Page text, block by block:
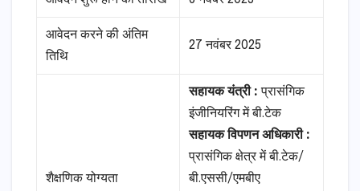
आवेदन करने की अंतिम
तिथि
27 नवंबर 2025
शैक्षणिक योग्यता
सहायक यंत्री :प्रासंगिक
इंजीनियरिंग में बी.टेक
सहायक विपणन अधिकारी :
प्रासंगिक क्षेत्र में बी.टेक/
बी.एससी/एमबीए